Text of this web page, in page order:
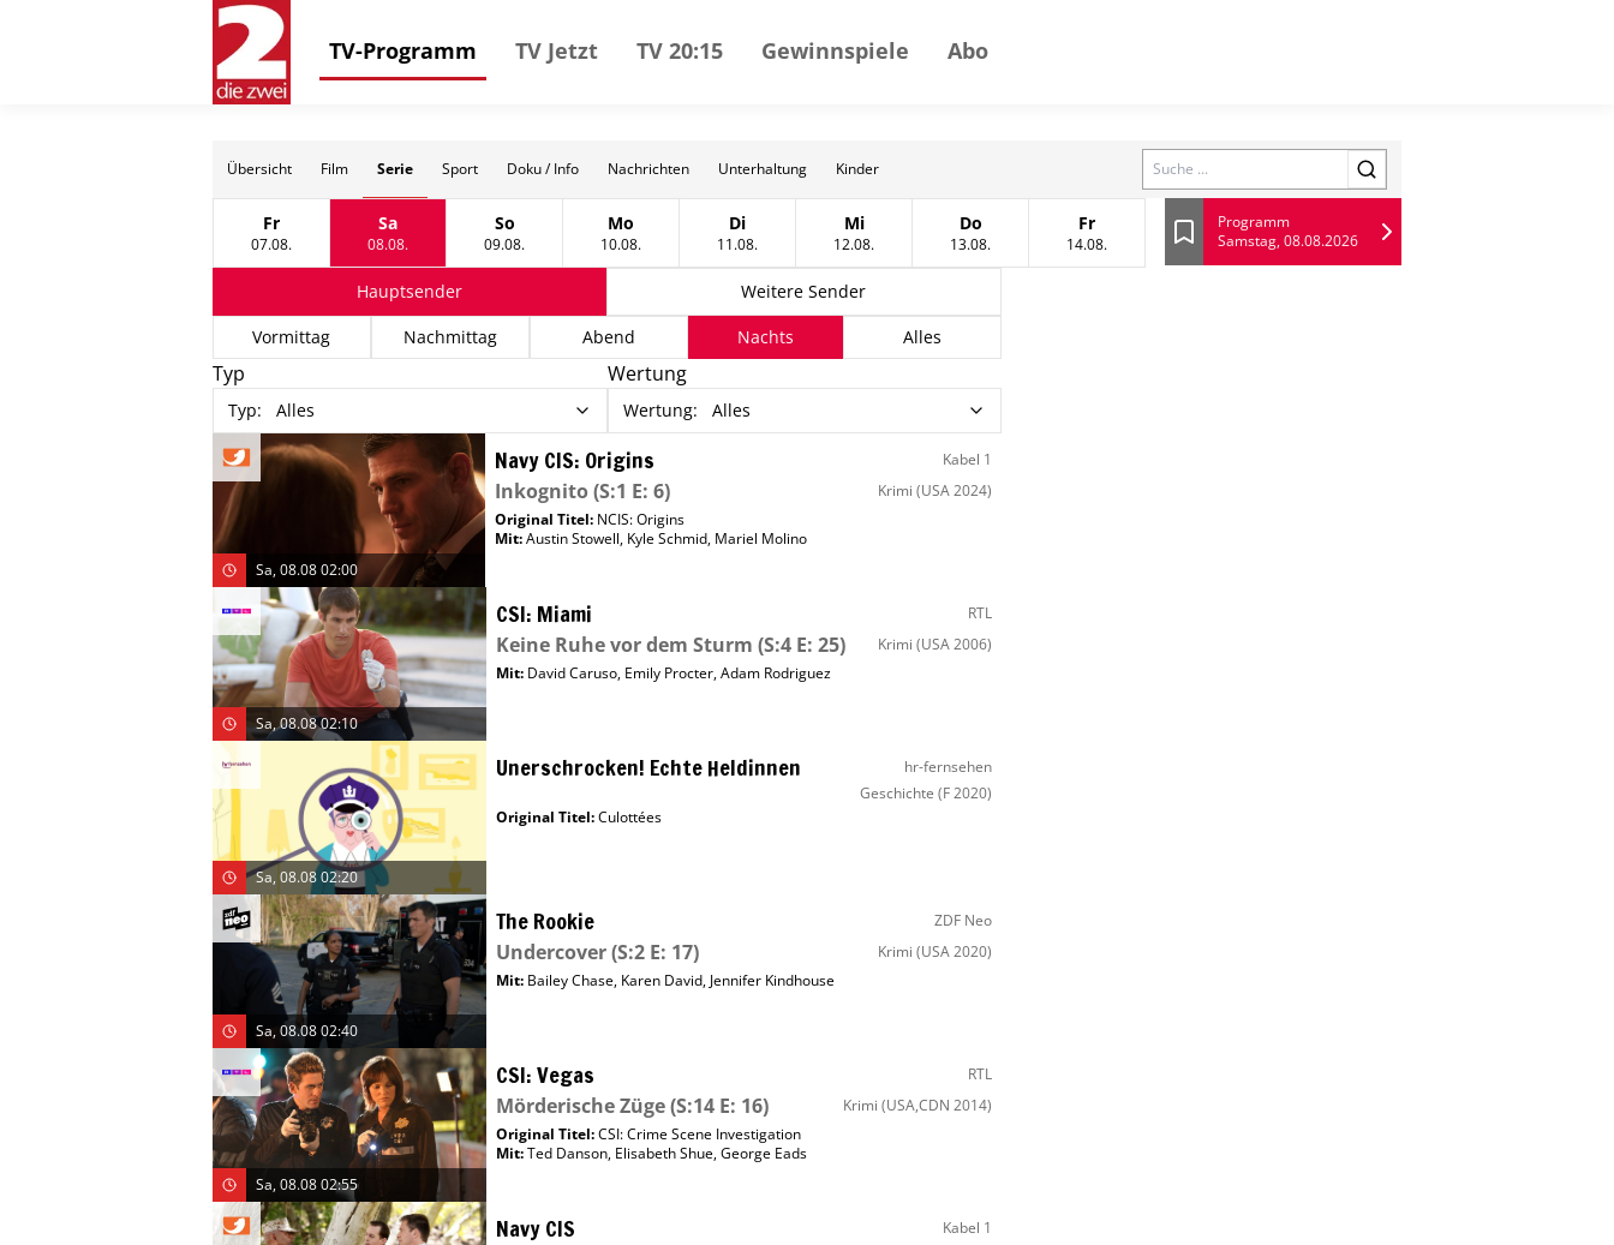
TV-Programm TV Jetzt TV 20:15 Gewinnspiele Abo
Übersicht Film Serie Sport Doku / Info Nachrichten Unterhaltung Kinder Search
Freitag, 07 August
Fr
07.08. Samstag, 08 August
Sa
08.08. Sonntag, 09 August
So
09.08. Montag, 10 August
Mo
10.08. Dienstag, 11 August
Di
11.08. Mittwoch, 12 August
Mi
12.08. Donnerstag, 13 August
Do
13.08. Freitag, 14 August
Fr
14.08. Lesezeichen
Programm
Samstag, 08.08.2026
Hauptsender
Weitere Sender
Vormittag
Nachmittag Abend Nachts Alles
Typ
Typ: Alles
Wertung
Wertung: Alles
Sa, 08.08 02:00
Navy CIS: Origins Kabel 1
Inkognito(S:1 E: 6) Krimi (USA 2024)
Original Titel: NCIS: Origins
Mit:Austin Stowell, Kyle Schmid, Mariel Molino
Sa, 08.08 02:10
CSI: Miami RTL
Keine Ruhe vor dem Sturm (S:4 E: 25) Krimi (USA 2006)
Mit: David Caruso, Emily Procter,Adam Rodriguez
Sa, 08.08 02:20
Unerschrocken! Echte Heldinnen
hr-fernsehen
Geschichte (F 2020)
Original Titel:Culottées
Sa, 08.08 02:40
The Rookie ZDF Neo
Undercover(S:2 E: 17) Krimi (USA 2020)
Mit: Bailey Chase, Karen David, Jennifer Kindhouse
Sa, 08.08 02:55
CSI: Vegas RTL
Mörderische Züge(S:14 E: 16) Krimi (USA,CDN 2014)
Original Titel:CSI: Crime Scene Investigation
Mit:Ted Danson, Elisabeth Shue,George Eads
Navy CIS Kabel 1